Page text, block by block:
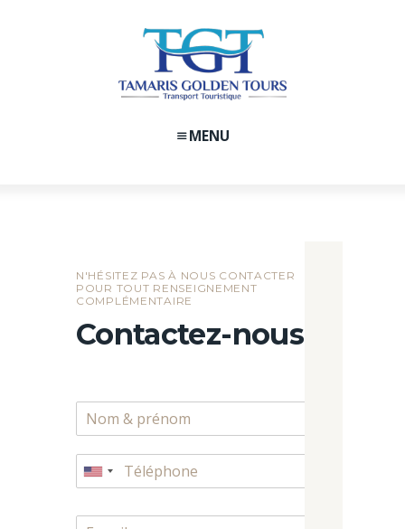
MENU
N'HÉSITEZ PAS À NOUS CONTACTER
POUR TOUT RENSEIGNEMENT
COMPLÉMENTAIRE
Contactez-nous